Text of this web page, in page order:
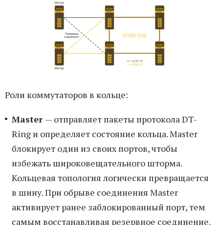
Роли коммутаторов в кольце:
Master — отправляет пакеты протокола DT-
Ring и определяет состояние кольца. Master
блокирует один из своих портов, чтобы
избежать широковещательного шторма.
Кольцевая топология логически превращается
в шину. При обрыве соединения Master
активирует ранее заблокированный порт, тем
самым восстанавливая резервное соединение.